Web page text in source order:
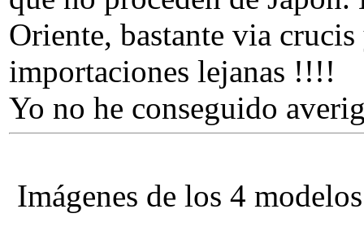
Oriente, bastante via
importaciones lejanas !!!!
Yo no he conseguido
Imágenes de los 4